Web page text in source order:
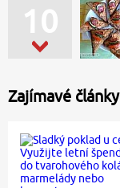
10
Zajímavé články